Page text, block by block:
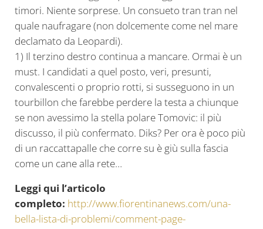
timori. Niente sorprese. Un consueto tran tran nel
quale naufragare (non dolcemente come nel mare
declamato da Leopardi).
1) Il terzino destro continua a mancare. Ormai è un
must. I candidati a quel posto, veri, presunti,
convalescenti o proprio rotti, si susseguono in un
tourbillon che farebbe perdere la testa a chiunque
se non avessimo la stella polare Tomovic: il più
discusso, il più confermato. Diks? Per ora è poco più
di un raccattapalle che corre su è giù sulla fascia
come un cane alla rete…
Leggi qui l’articolo
completo: http://www.fiorentinanews.com/una-
bella-lista-di-problemi/comment-page-